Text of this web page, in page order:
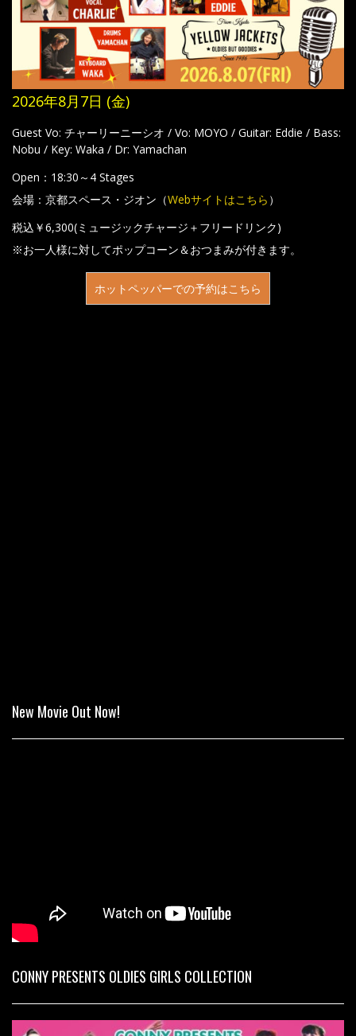
2026年8月7日 (金)
Guest Vo: チャーリーニーシオ / Vo: MOYO / Guitar: Eddie / Bass:
Nobu / Key: Waka / Dr: Yamachan
Open：18:30～4 Stages
会場：京都スペース・ジオン（Webサイトはこちら ）
税込￥6,300(ミュージックチャージ＋フリードリンク)
※お一人様に対してポップコーン＆おつまみが付きます。
ホットペッパーでの予約はこちら
New Movie Out Now!
CONNY PRESENTS OLDIES GIRLS COLLECTION